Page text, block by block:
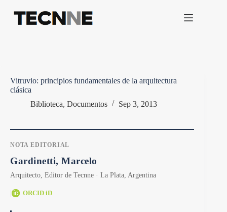
contenido
Vitruvio: principios fundamentales de la arquitectura
clásica
Biblioteca, Documentos Sep 3, 2013
NOTA EDITORIAL
Gardinetti, Marcelo
Arquitecto, Editor de Tecnne · La Plata, Argentina
| ORCID iD